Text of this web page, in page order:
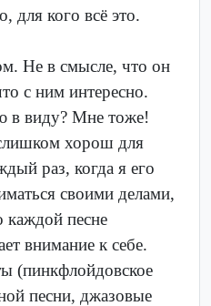
для кого всё это.
Не в смысле, что он
с ним интересно.
в виду? Мне тоже!
хорош для
раз, когда я его
своими делами,
каждой песне
внимание к себе.
(пинкфлойдовское
песни, джазовые